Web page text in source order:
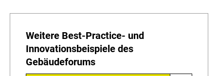
Weitere Best-Practice- und
Innovationsbeispiele des
Gebäudeforums